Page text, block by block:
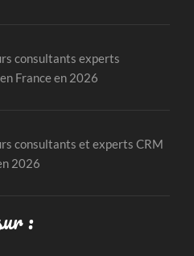
consultants experts
France en 2026
consultants et experts CRM
2026
: